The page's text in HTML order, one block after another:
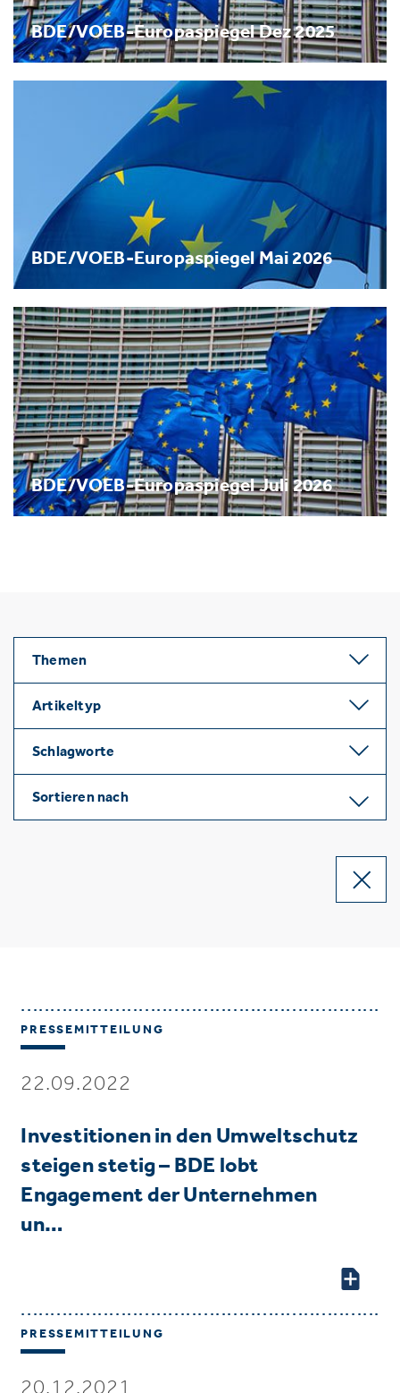
BDE/VOEB-Europaspiegel Dez 2025
BDE/VOEB-Europaspiegel Mai 2026
BDE/VOEB-Europaspiegel Juli 2026
Themen
Artikeltyp
Schlagworte
Sortieren nach
PRESSEMITTEILUNG
22.09.2022
Investitionen in den Umweltschutz
steigen stetig – BDE lobt
Engagement der Unternehmen
un…
PRESSEMITTEILUNG
20.12.2021